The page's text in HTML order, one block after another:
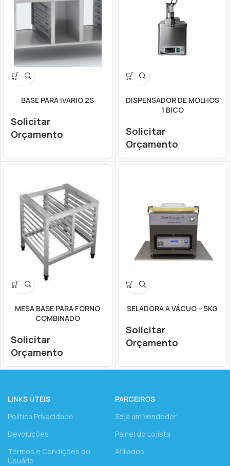
BASE PARA IVARIO 2S
Solicitar
Orçamento
DISPENSADOR DE MOLHOS
1 BICO
Solicitar
Orçamento
MESA BASE PARA FORNO
COMBINADO
Solicitar
Orçamento
SELADORA A VÁCUO – 5KG
Solicitar
Orçamento
LINKS ÚTEIS
Política Privacidade
Devoluções
Termos e Condições do
Usuário
PARCEIROS
Seja um Vendedor
Painel do Lojista
Afiliados